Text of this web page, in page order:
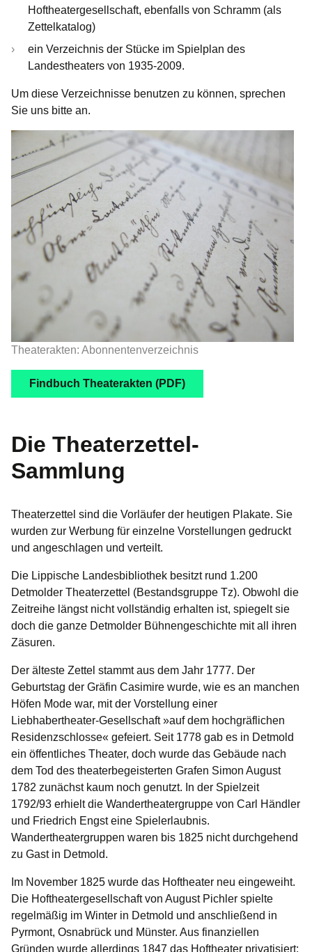
Hoftheatergesellschaft, ebenfalls von Schramm (als
Zettelkatalog)
ein Verzeichnis der Stücke im Spielplan des
Landestheaters von 1935-2009.
Um diese Verzeichnisse benutzen zu können, sprechen
Sie uns bitte an.
Theaterakten: Abonnentenverzeichnis
Findbuch Theaterakten (PDF)
Die Theaterzettel-
Sammlung
Theaterzettel sind die Vorläufer der heutigen Plakate. Sie
wurden zur Werbung für einzelne Vorstellungen gedruckt
und angeschlagen und verteilt.
Die Lippische Landesbibliothek besitzt rund 1.200
Detmolder Theaterzettel (Bestandsgruppe Tz). Obwohl die
Zeitreihe längst nicht vollständig erhalten ist, spiegelt sie
doch die ganze Detmolder Bühnengeschichte mit all ihren
Zäsuren.
Der älteste Zettel stammt aus dem Jahr 1777. Der
Geburtstag der Gräfin Casimire wurde, wie es an manchen
Höfen Mode war, mit der Vorstellung einer
Liebhabertheater-Gesellschaft »auf dem hochgräflichen
Residenzschlosse« gefeiert. Seit 1778 gab es in Detmold
ein öffentliches Theater, doch wurde das Gebäude nach
dem Tod des theaterbegeisterten Grafen Simon August
1782 zunächst kaum noch genutzt. In der Spielzeit
1792/93 erhielt die Wandertheatergruppe von Carl Händler
und Friedrich Engst eine Spielerlaubnis.
Wandertheatergruppen waren bis 1825 nicht durchgehend
zu Gast in Detmold.
Im November 1825 wurde das Hoftheater neu eingeweiht.
Die Hoftheatergesellschaft von August Pichler spielte
regelmäßig im Winter in Detmold und anschließend in
Pyrmont, Osnabrück und Münster. Aus finanziellen
Gründen wurde allerdings 1847 das Hoftheater privatisiert;